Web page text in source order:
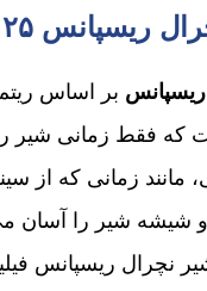
لیتر دوتایی فیلیپس اونت
بر اساس
فقط زمانی شیر
مانند زمانی که از
شیشه شیر را آسان
نچرال ریسپانس